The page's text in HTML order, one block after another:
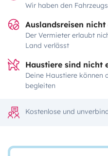
Wir haben den
Auslandsreisen
Der Vermieter erlaubt
Land verlässt
Haustiere sind nicht
Deine Haustiere können
begleiten
Kostenlose und